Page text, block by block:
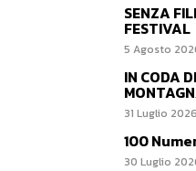
SENZA
FESTIVAL
5 Agosto
IN CODA
31 Luglio 2026
100
30 Luglio